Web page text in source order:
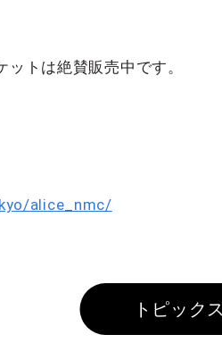
トは絶賛販売中です。
alice_nmc/
トピック